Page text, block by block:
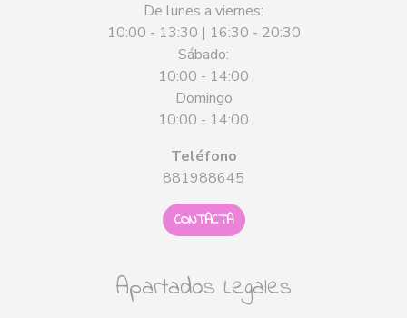
De lunes a viernes:
10:00 - 13:30 | 16:30 - 20:30
Sábado:
10:00 - 14:00
Domingo
10:00 - 14:00
Teléfono
881988645
CONTACTA
Apartados Legales